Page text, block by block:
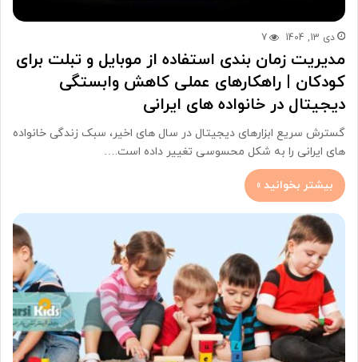
دی 13, 1404 7
مدیریت زمان بندی استفاده از موبایل و تبلت برای
کودکان | راهکارهای عملی کاهش وابستگی
دیجیتال در خانواده های ایرانی
گسترش سریع ابزارهای دیجیتال در سال های اخیر، سبک زندگی خانواده
های ایرانی را به شکل محسوسی تغییر داده است.…
بیشتر بخوانید »